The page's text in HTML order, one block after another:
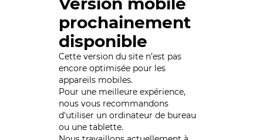
prochainement
disponible
Cette version du site n’est pas
encore optimisée pour les
appareils mobiles.
Pour une meilleure expérience,
nous vous recommandons
d'utiliser un ordinateur de bureau
ou une tablette.